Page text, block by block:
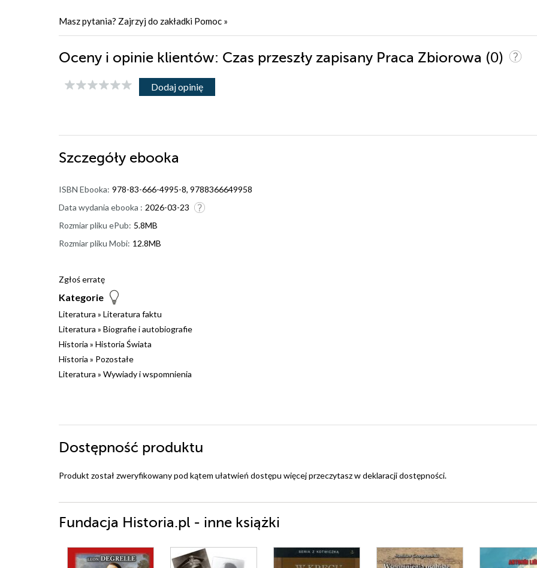
Masz pytania? Zajrzyj do zakładki Pomoc »
Oceny i opinie klientów: Czas przeszły zapisany Praca Zbiorowa (0)
Dodaj opinię
Szczegóły ebooka
ISBN Ebooka: 978-83-666-4995-8, 9788366649958
Data wydania ebooka : 2026-03-23
Rozmiar pliku ePub: 5.8MB
Rozmiar pliku Mobi: 12.8MB
Zgłoś erratę
Kategorie
Literatura » Literatura faktu
Literatura » Biografie i autobiografie
Historia » Historia Świata
Historia » Pozostałe
Literatura » Wywiady i wspomnienia
Dostępność produktu
Produkt został zweryfikowany pod kątem ułatwień dostępu więcej przeczytasz wdeklaracji dostępności.
Fundacja Historia.pl - inne książki